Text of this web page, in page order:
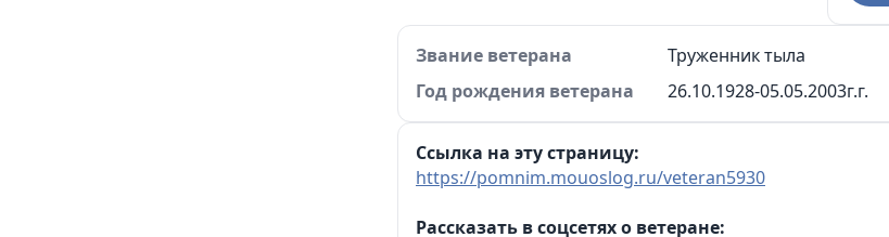
Звание ветерана
Труженник тыла
Год рождения ветерана
26.10.1928-05.05.2003г.г.
Ссылка на эту страницу:
https://pomnim.mouoslog.ru/veteran5930
Рассказать в соцсетях о ветеране: